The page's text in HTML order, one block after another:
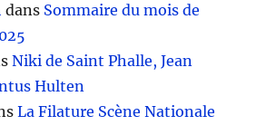
dans Sommaire du mois de
Niki de Saint Phalle, Jean
Hulten
La Filature Scène Nationale